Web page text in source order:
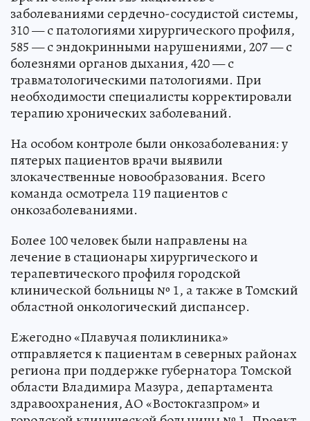
заболеваниями сердечно-сосудистой системы,
310 — с патологиями хирургического профиля,
585 — с эндокринными нарушениями, 207 — с
болезнями органов дыхания, 420 — с
травматологическими патологиями. При
необходимости специалисты корректировали
терапию хронических заболеваний.
На особом контроле были онкозаболевания: у
пятерых пациентов врачи выявили
злокачественные новообразования. Всего
команда осмотрела 119 пациентов с
онкозаболеваниями.
Более 100 человек были направлены на
лечение в стационары хирургического и
терапевтического профиля городской
клинической больницы № 1, а также в Томский
областной онкологический диспансер.
Ежегодно «Плавучая поликлиника»
отправляется к пациентам в северных районах
региона при поддержке губернатора Томской
области Владимира Мазура, департамента
здравоохранения, АО «Востокгазпром» и